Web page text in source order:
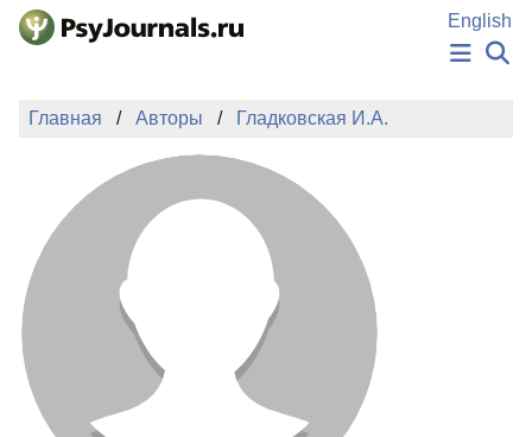
Перейти к основному содержанию
English
НОВОСТИ
АВТОРЫ
ПОДАТЬ РУКОПИСЬ
БАЗА ЗНАНИЙ
КЛЮЧЕВЫЕ СЛОВА
Регистрация
Главная Авторы Гладковская И.А.